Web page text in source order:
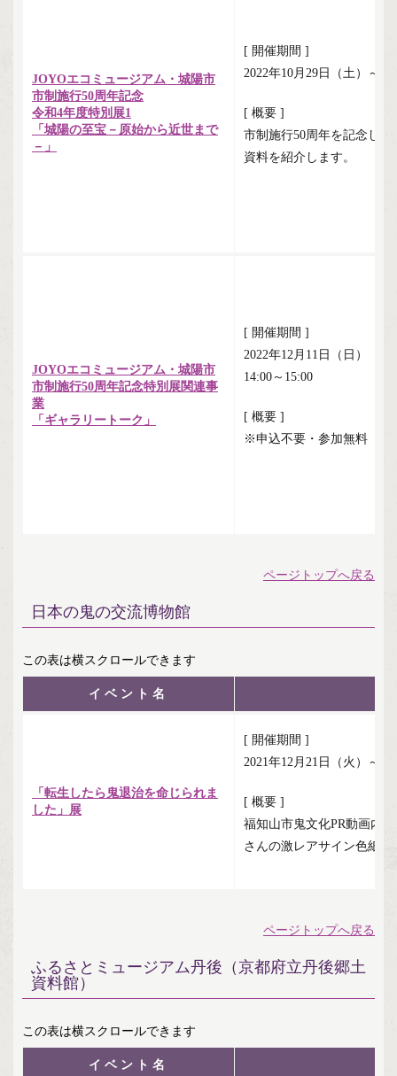
JOYOエコミュージアム・城陽市
市制施行50周年記念
令和4年度特別展1
「城陽の至宝－原始から近世まで
－」
[ 開催期間 ]
2022年10月29日（土）～
[ 概要 ]
市制施行50周年を記念し
資料を紹介します。
JOYOエコミュージアム・城陽市
市制施行50周年記念特別展関連事
業
「ギャラリートーク」
[ 開催期間 ]
2022年12月11日（日）
14:00～15:00
[ 概要 ]
※申込不要・参加無料（観
ページトップへ戻る
日本の鬼の交流博物館
イベント名
「転生したら鬼退治を命じられま
した」展
[ 開催期間 ]
2021年12月21日（火）～
[ 概要 ]
福知山市鬼文化PR動画内
さんの激レアサイン色紙等
ページトップへ戻る
ふるさとミュージアム丹後（京都府立丹後郷土
資料館）
イベント名